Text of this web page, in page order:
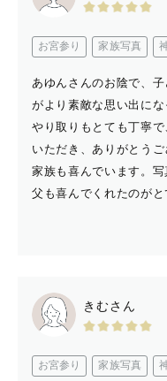
お宮参り 家族写真
あゆんさんのお陰で、
がより素敵な思い出に
やり取りもとても丁寧
いただき、ありがとう
家族も喜んでいます。
父も喜んでくれたのがと
きむさん
お宮参り 家族写真